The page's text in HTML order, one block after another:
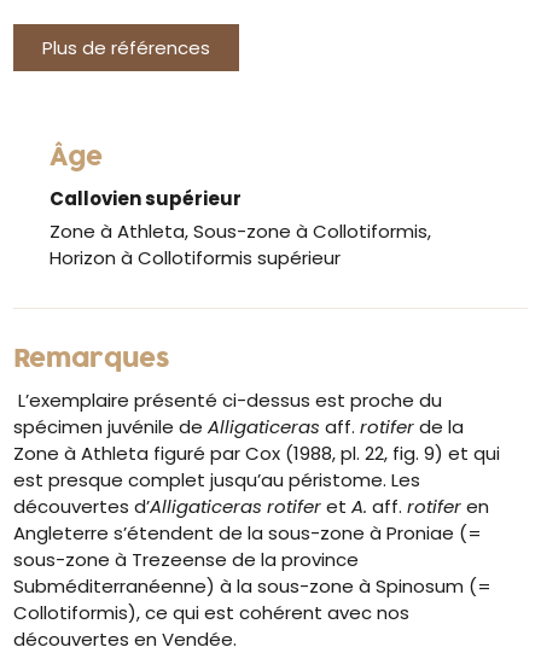
Plus de références
Âge
Callovien supérieur
Zone à Athleta, Sous-zone à Collotiformis,
Horizon à Collotiformis supérieur
Remarques
L’exemplaire présenté ci-dessus est proche du
spécimen juvénile deAlligaticeras aff.rotiferde la
Zone à Athleta figuré par Cox (1988, pl. 22, fig. 9) et qui
est presque complet jusqu’au péristome. Les
découvertes d’Alligaticeras rotiferetA. aff.rotiferen
Angleterre s’étendent de la sous-zone à Proniae (=
sous-zone à Trezeense de la province
Subméditerranéenne) à la sous-zone à Spinosum (=
Collotiformis), ce qui est cohérent avec nos
découvertes en Vendée.